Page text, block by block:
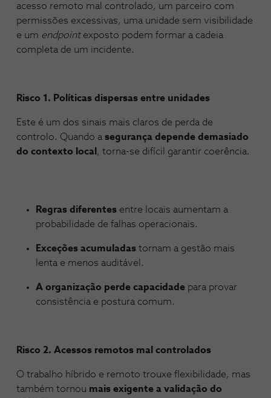
acesso remoto mal controlado, um parceiro com
permissões excessivas, uma unidade sem visibilidade
e um endpointexposto podem formar a cadeia
completa de um incidente.
Risco 1. Políticas dispersas entre unidades
Este é um dos sinais mais claros de perda de
controlo. Quando a segurança depende demasiado
do contexto local , torna-se difícil garantir coerência.
Regras diferentes entre locais aumentam a
probabilidade de falhas operacionais.
Exceções acumuladas tornam a gestão mais
lenta e menos auditável.
A organização perde capacidade para provar
consistência e postura comum.
Risco 2. Acessos remotos mal controlados
O trabalho híbrido e remoto trouxe flexibilidade, mas
também tornou mais exigente a validação do